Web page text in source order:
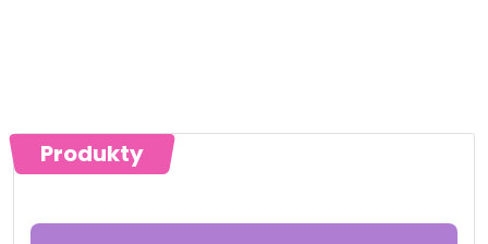
Produkty